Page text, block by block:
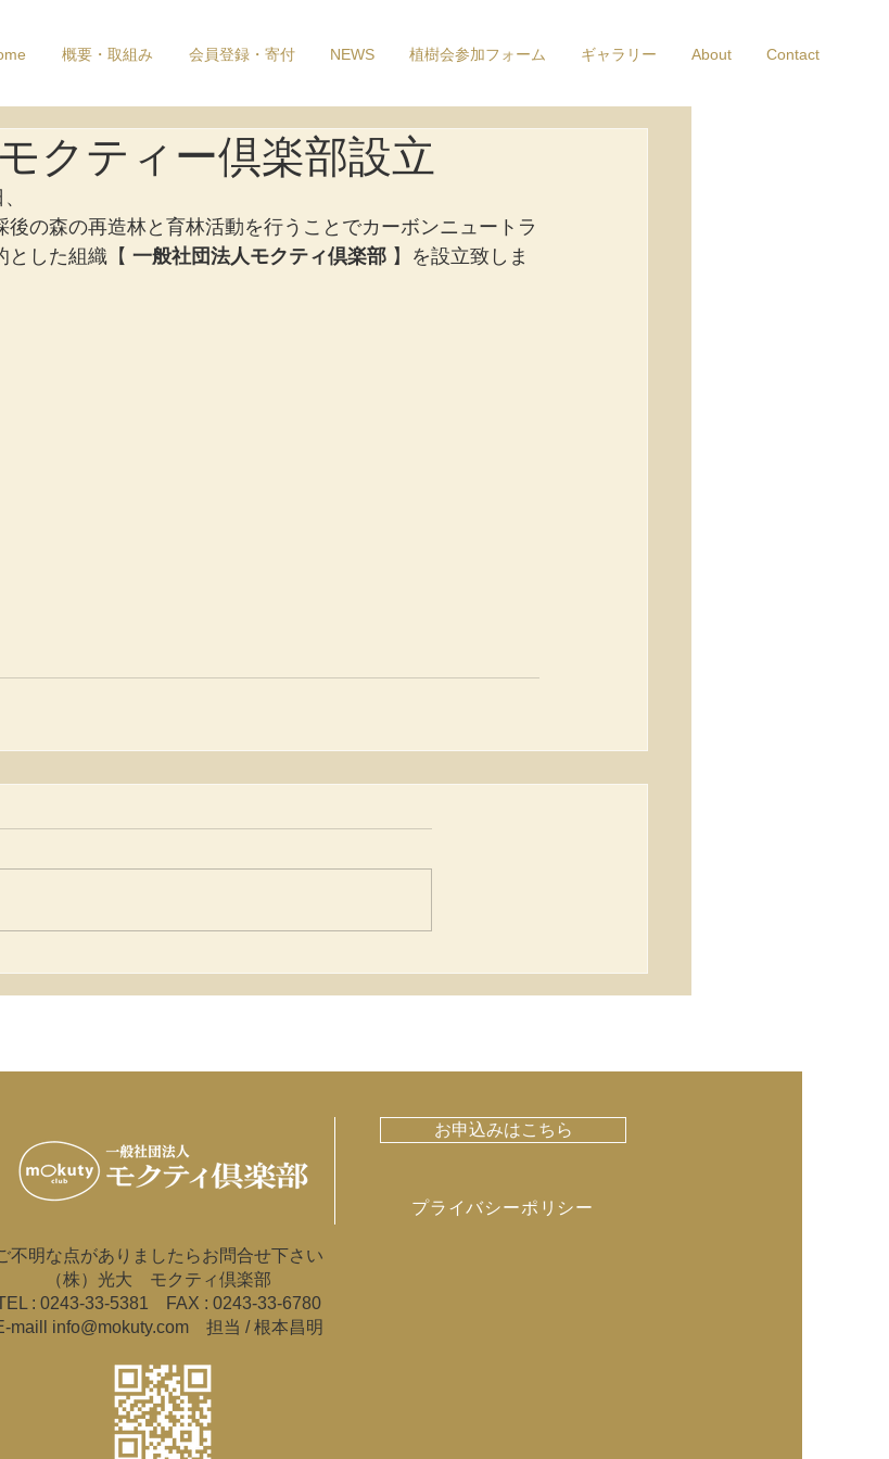
概要・取組み 会員登録・寄付 NEWS 植樹会参加フォーム ギャラリー About Contact
クティー倶楽部設立
の森の再造林と育林活動を行うことでカーボンニュートラ
とした組織【 一般社団法人モクティ倶楽部 】を設立致しま
お申込みはこちら
プライバシーポリシー
不明な点がありましたらお問合せ下さい
（株）光大 モクティ倶楽部
: 0243-33-5381 FAX : 0243-33-6780
maill info@mokuty.com 担当 / 根本昌明